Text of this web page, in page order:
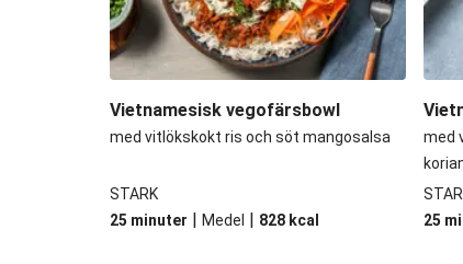
Vietnamese-style
Vietnamesisk vegofärsbowl
med vitlökskokt ris och söt mangosalsa
STARK
25 minuter | Medel | 828 kcal
med
25